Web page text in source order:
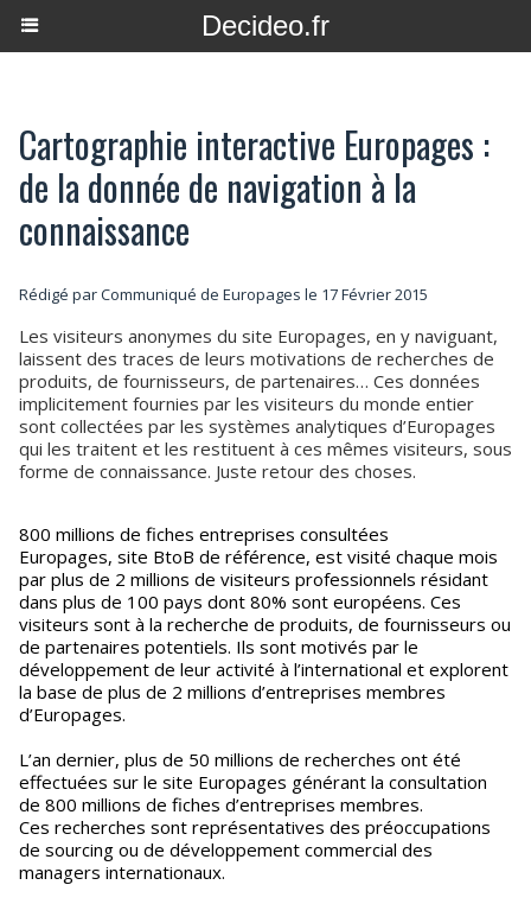
Decideo.fr
Cartographie interactive Europages :
de la donnée de navigation à la
connaissance
Rédigé par Communiqué de Europages le 17 Février 2015
Les visiteurs anonymes du site Europages, en y naviguant,
laissent des traces de leurs motivations de recherches de
produits, de fournisseurs, de partenaires… Ces données
implicitement fournies par les visiteurs du monde entier
sont collectées par les systèmes analytiques d’Europages
qui les traitent et les restituent à ces mêmes visiteurs, sous
forme de connaissance. Juste retour des choses.
800 millions de fiches entreprises consultées
Europages, site BtoB de référence, est visité chaque mois
par plus de 2 millions de visiteurs professionnels résidant
dans plus de 100 pays dont 80% sont européens. Ces
visiteurs sont à la recherche de produits, de fournisseurs ou
de partenaires potentiels. Ils sont motivés par le
développement de leur activité à l’international et explorent
la base de plus de 2 millions d’entreprises membres
d’Europages.
L’an dernier, plus de 50 millions de recherches ont été
effectuées sur le site Europages générant la consultation
de 800 millions de fiches d’entreprises membres.
Ces recherches sont représentatives des préoccupations
de sourcing ou de développement commercial des
managers internationaux.